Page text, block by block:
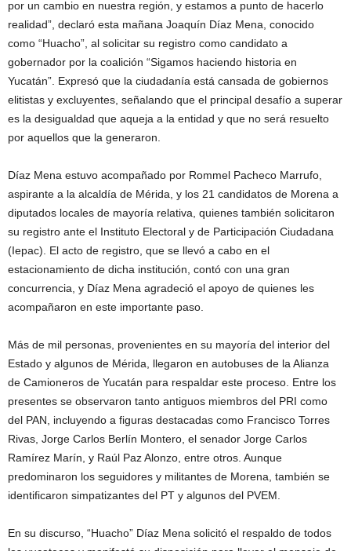
por un cambio en nuestra región, y estamos a punto de hacerlo
realidad”, declaró esta mañana Joaquín Díaz Mena, conocido
como “Huacho”, al solicitar su registro como candidato a
gobernador por la coalición “Sigamos haciendo historia en
Yucatán”. Expresó que la ciudadanía está cansada de gobiernos
elitistas y excluyentes, señalando que el principal desafío a superar
es la desigualdad que aqueja a la entidad y que no será resuelto
por aquellos que la generaron.
Díaz Mena estuvo acompañado por Rommel Pacheco Marrufo,
aspirante a la alcaldía de Mérida, y los 21 candidatos de Morena a
diputados locales de mayoría relativa, quienes también solicitaron
su registro ante el Instituto Electoral y de Participación Ciudadana
(Iepac). El acto de registro, que se llevó a cabo en el
estacionamiento de dicha institución, contó con una gran
concurrencia, y Díaz Mena agradeció el apoyo de quienes les
acompañaron en este importante paso.
Más de mil personas, provenientes en su mayoría del interior del
Estado y algunos de Mérida, llegaron en autobuses de la Alianza
de Camioneros de Yucatán para respaldar este proceso. Entre los
presentes se observaron tanto antiguos miembros del PRI como
del PAN, incluyendo a figuras destacadas como Francisco Torres
Rivas, Jorge Carlos Berlín Montero, el senador Jorge Carlos
Ramírez Marín, y Raúl Paz Alonzo, entre otros. Aunque
predominaron los seguidores y militantes de Morena, también se
identificaron simpatizantes del PT y algunos del PVEM.
En su discurso, “Huacho” Díaz Mena solicitó el respaldo de todos